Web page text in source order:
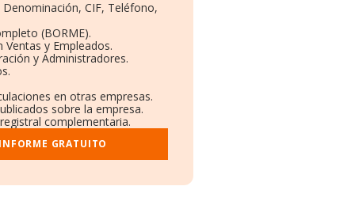
CIF, Teléfono,
(BORME).
Ventas y Empleados.
y Administradores.
en otras empresas.
sobre la empresa.
complementaria.
GRATUITO